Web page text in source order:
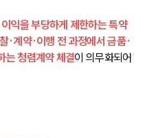
익을 부당하게 제한하는 특약
·계약·이행 전 과정에서 금품·
는 청렴계약 체결이 의무화되어